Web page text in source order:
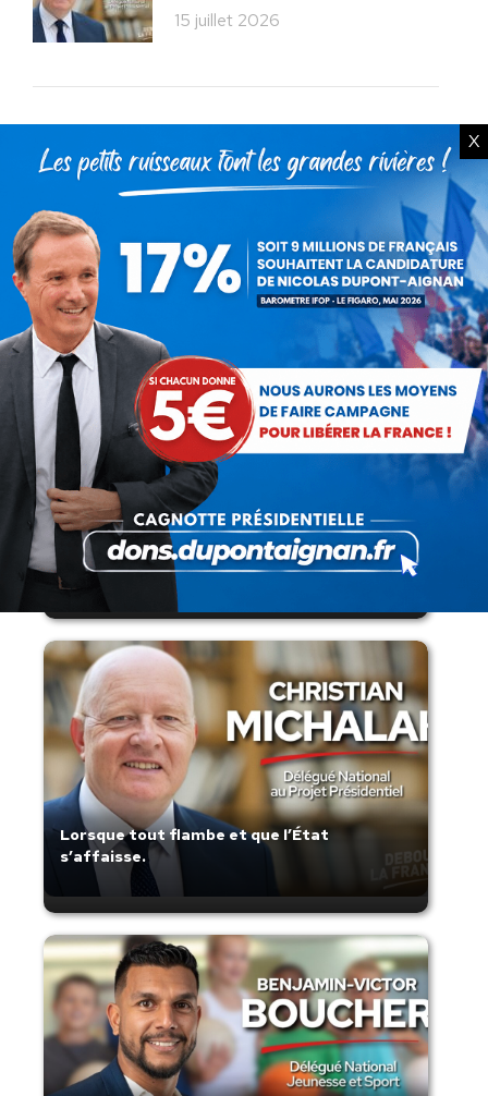
15 juillet 2026
Rechercher
Recherche
:
Articles récents
Présomption de légitimité de l’usage des
armes par les forces de l’ordre
Lorsque tout flambe et que l’État
s’affaisse.
X